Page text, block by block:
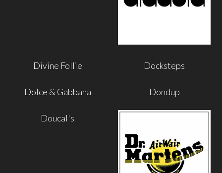
Divine Follie Docksteps
Dolce & Gabbana Dondup
Doucal's